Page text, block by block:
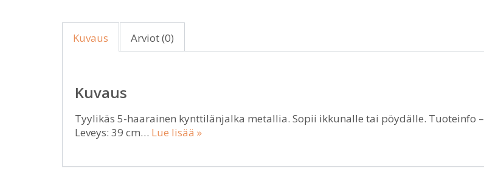
Kuvaus Arviot (0)
Kuvaus
Tyylikäs 5-haarainen kynttilänjalka metallia. Sopii ikkunalle tai pöydälle. Tuoteinfo –
Leveys: 39 cm… Lue lisää »